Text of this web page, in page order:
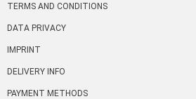
TERMS AND CONDITIONS
DATA PRIVACY
IMPRINT
DELIVERY INFO
PAYMENT METHODS